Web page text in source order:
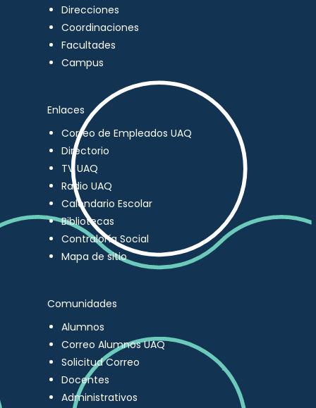
Direcciones
Coordinaciones
Facultades
Campus
Enlaces
Correo de Empleados UAQ
Directorio
TV UAQ
Radio UAQ
Calendario Escolar
Bibliotecas
Contraloría Social
Mapa de sitio
Comunidades
Alumnos
Correo Alumnos UAQ
Solicitud Correo
Docentes
Administrativos